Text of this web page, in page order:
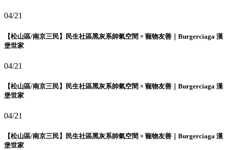
04/21
【松山區/南京三民】民生社區黑灰系帥氣空間 × 寵物友善｜Burgerciaga 漢
堡世家
04/21
【松山區/南京三民】民生社區黑灰系帥氣空間 × 寵物友善｜Burgerciaga 漢
堡世家
04/21
【松山區/南京三民】民生社區黑灰系帥氣空間 × 寵物友善｜Burgerciaga 漢
堡世家